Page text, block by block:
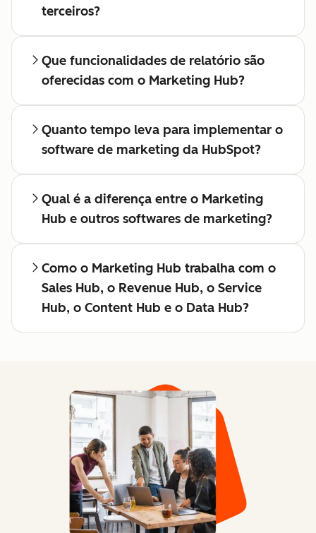
terceiros?
Que funcionalidades de relatório são
oferecidas com o Marketing Hub?
Quanto tempo leva para implementar o
software de marketing da HubSpot?
Qual é a diferença entre o Marketing
Hub e outros softwares de marketing?
Como o Marketing Hub trabalha com o
Sales Hub, o Revenue Hub, o Service
Hub, o Content Hub e o Data Hub?